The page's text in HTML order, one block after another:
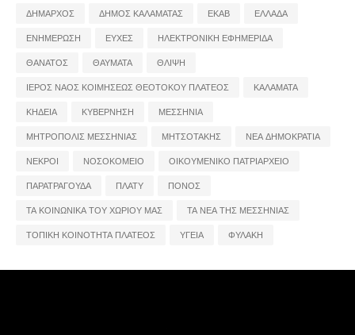
ΔΗΜΑΡΧΟΣ
ΔΗΜΟΣ ΚΑΛΑΜΑΤΑΣ ΕΚΑΒ
ΕΛΛΑΔΑ
ΕΝΗΜΕΡΩΣΗ
ΕΥΧΕΣ
ΗΛΕΚΤΡΟΝΙΚΗ ΕΦΗΜΕΡΙΔΑ
ΘΑΝΑΤΟΣ
ΘΑΥΜΑΤΑ
ΘΛΙΨΗ
ΙΕΡΟΣ ΝΑΟΣ ΚΟΙΜΗΣΕΩΣ ΘΕΟΤΟΚΟΥ ΠΛΑΤΕΟΣ
ΚΑΛΑΜΑΤΑ
ΚΗΔΕΙΑ
ΚΥΒΕΡΝΗΣΗ
ΜΕΣΣΗΝΙΑ
ΜΗΤΡΟΠΟΛΙΣ ΜΕΣΣΗΝΙΑΣ
ΜΗΤΣΟΤΑΚΗΣ
ΝΕΑ ΔΗΜΟΚΡΑΤΙΑ
ΝΕΚΡΟΙ
ΝΟΣΟΚΟΜΕΙΟ
ΟΙΚΟΥΜΕΝΙΚΟ ΠΑΤΡΙΑΡΧΕΙΟ
ΠΑΡΑΤΡΑΓΟΥΔΑ
ΠΛΑΤΥ
ΠΟΝΟΣ
ΤΑ ΚΟΙΝΩΝΙΚΑ ΤΟΥ ΧΩΡΙΟΥ ΜΑΣ
ΤΑ ΝΕΑ ΤΗΣ ΜΕΣΣΗΝΙΑΣ
ΤΟΠΙΚΗ ΚΟΙΝΟΤΗΤΑ ΠΛΑΤΕΟΣ
ΥΓΕΙΑ ΦΥΛΑΚΗ